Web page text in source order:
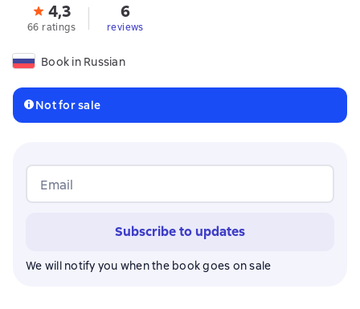
4,3
66 ratings
6
reviews
Book in Russian
Not for sale
Email
Subscribe to updates
We will notify you when the book goes on sale